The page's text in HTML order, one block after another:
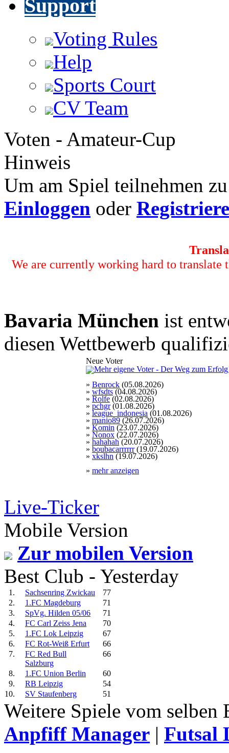
Support
Voting Rules
Help
Sports Court
CV Team
Voten - Amateur-Cup
Hinweis
Um am Spiel teilnehmen
Einloggen oder
We are currently working hard to translate
Bavaria München ist
diesen Wettbewerb
Neue Voter
» Benrock (05.08.2026)
» wfsdts (04.08.2026)
» Rolfe (02.08.2026)
» pchgr(01.08.2026)
» league_indonesia (01.08.2026)
» manio89 (26.07.2026)
» Komin (23.07.2026)
» Nonox (22.07.2026)
» hahahah (20.07.2026)
» boubacarrrrrr(19.07.2026)
» xkslhn (19.07.2026)
» mehr anzeigen
Live-Ticker
Mobile Version
Zur mobilen Version
Best Club - Yesterday
1. Sachsenring Zwickau
77
2.
1.FC Magdeburg
71
3.
SpVg. Hilden 05/06
71
4.
FC Carl Zeiss Jena
70
5.
1.FC Lok Leipzig
67
6.
FC Rot-Weiß Erfurt
66
7.
FC Red Bull
Salzburg
66
8. 1.FC Union Berlin
60
9.
RB Leipzig
54
10.
SV Staufenberg 51
Weitere Spiele vom
Anpfiff Manager | Futsal